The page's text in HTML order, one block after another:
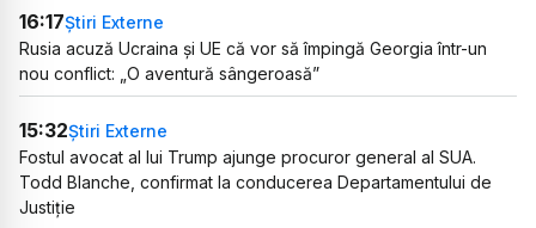
16:17Știri Externe
Rusia acuză Ucraina și UE că vor să împingă Georgia într-un
nou conflict: „O aventură sângeroasă”
15:32Știri Externe
Fostul avocat al lui Trump ajunge procuror general al SUA.
Todd Blanche, confirmat la conducerea Departamentului de
Justiție